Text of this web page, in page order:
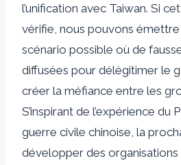
l’unification avec Taiwan. Si
vérifie, nous pouvons émettre
scénario possible où de
diffusées pour délégitimer le
créer la méfiance entre les
S’inspirant de l’expérience du
guerre civile chinoise, la
développer des organisations